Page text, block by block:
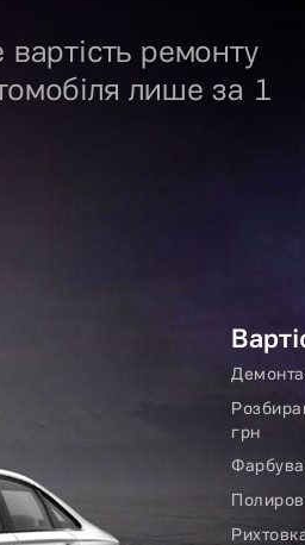
вартість ремонту
лише за 1
грн